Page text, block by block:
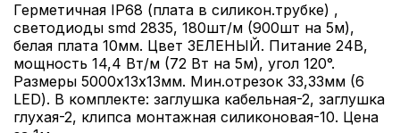
Герметичная IP68 (плата в силикон.трубке) ,
светодиоды smd 2835, 180шт/м (900шт на 5м),
белая плата 10мм. Цвет ЗЕЛЕНЫЙ. Питание 24В,
мощность 14,4 Вт/м (72 Вт на 5м), угол 120°.
Размеры 5000х13х13мм. Мин.отрезок 33,33мм (6
LED). В комплекте: заглушка кабельная-2, заглушка
глухая-2, клипса монтажная силиконовая-10. Цена